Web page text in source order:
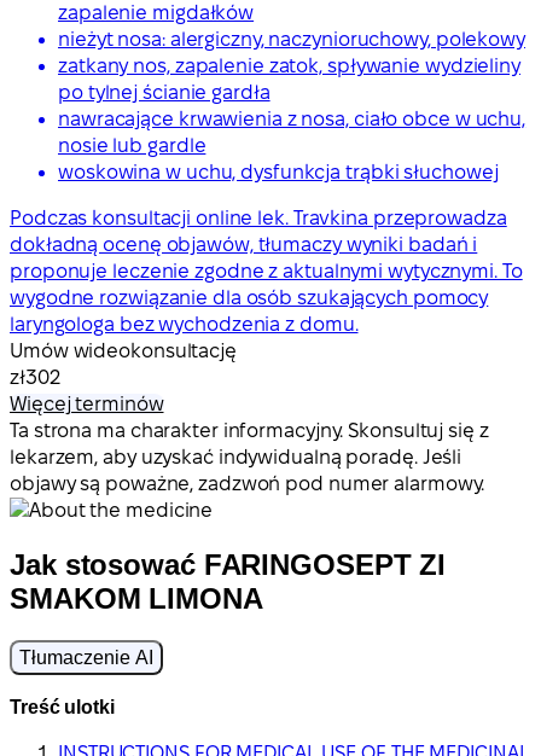
zapalenie migdałków
nieżyt nosa: alergiczny, naczynioruchowy, polekowy
zatkany nos, zapalenie zatok, spływanie wydzieliny
po tylnej ścianie gardła
nawracające krwawienia z nosa, ciało obce w uchu,
nosie lub gardle
woskowina w uchu, dysfunkcja trąbki słuchowej
Podczas konsultacji online lek. Travkina przeprowadza
dokładną ocenę objawów, tłumaczy wyniki badań i
proponuje leczenie zgodne z aktualnymi wytycznymi. To
wygodne rozwiązanie dla osób szukających pomocy
laryngologa bez wychodzenia z domu.
Umów wideokonsultację
zł302
Więcej terminów
Ta strona ma charakter informacyjny. Skonsultuj się z
lekarzem, aby uzyskać indywidualną poradę. Jeśli
objawy są poważne, zadzwoń pod numer alarmowy.
Jak stosować FARINGOSEPT ZI
SMAKOM LIMONA
Tłumaczenie AI
Treść ulotki